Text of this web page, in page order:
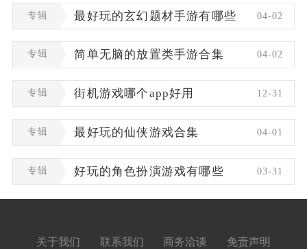
专辑 最好玩的玄幻题材手游有哪些 04-02
专辑 简单无脑的放置类手游合集 04-02
专辑 街机游戏哪个app好用 12-31
专辑 最好玩的仙侠游戏合集 04-01
专辑 好玩的角色扮演游戏有哪些 03-31
关于我们 联系我们 商务洽谈 免责声明